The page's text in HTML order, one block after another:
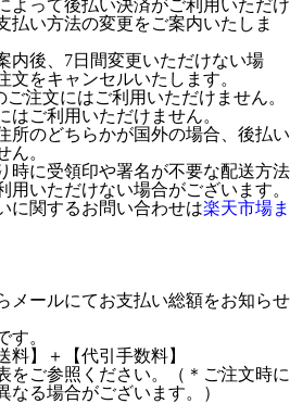
よって後払い決済がご利用いただけ
払い方法の変更をご案内いたしま
内後、7日間変更いただけない場
をキャンセルいたします。
注文にはご利用いただけません。
ご利用いただけません。
所のどちらかが国外の場合、後払い
ん。
時に受領印や署名が不要な配送方法
用いただけない場合がございます。
に関するお問い合わせは楽天市場ま
メールにてお支払い総額をお知らせ
す。
料】＋【代引手数料】
をご参照ください。（＊ご注文時に
る場合がございます。）